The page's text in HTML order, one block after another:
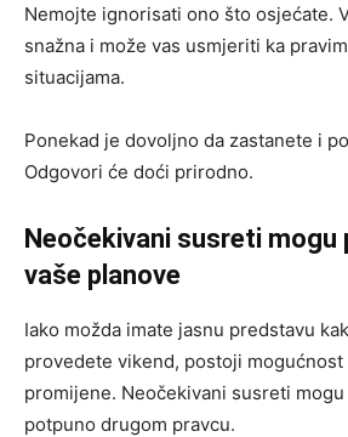
Nemojte ignorisati ono što osjećate.
snažna i može vas usmjeriti ka
situacijama.
Ponekad je dovoljno da zastanete i
Odgovori će doći prirodno.
Neočekivani susreti mogu
vaše planove
Iako možda imate jasnu predstavu
provedete vikend, postoji mogućnost
promijene. Neočekivani susreti
potpuno drugom pravcu.